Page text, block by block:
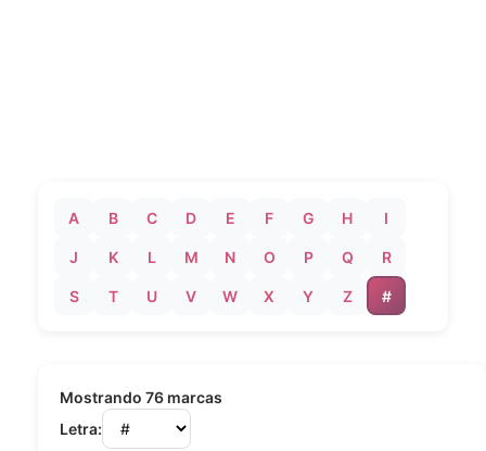
A B C D E F G H I
J K L M N O P Q R
S T U V W X Y Z #
Mostrando 76 marcas
Letra: